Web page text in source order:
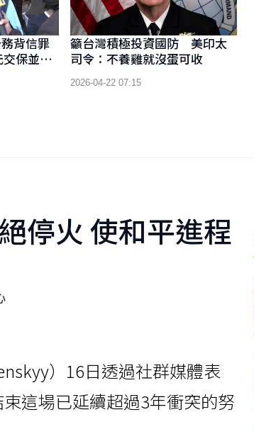
背信罪
保並限
籲台灣積極投資國防 美印太
司令：不養雞就沒蛋可收
2026-04-22 07:15
停火 使和平進程
）16日透過社群媒體表
這場已延續超過3年衝突的努